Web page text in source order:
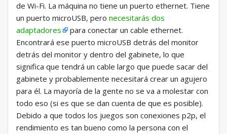
de Wi-Fi. La máquina no tiene un puerto ethernet. Tiene
un puerto microUSB, pero necesitarás dos
adaptadores
para conectar un cable ethernet.
Encontrará ese puerto microUSB detrás del monitor
detrás del monitor y dentro del gabinete, lo que
significa que tendrá un cable largo que puede sacar del
gabinete y probablemente necesitará crear un agujero
para él. La mayoría de la gente no se va a molestar con
todo eso (si es que se dan cuenta de que es posible).
Debido a que todos los juegos son conexiones p2p, el
rendimiento es tan bueno como la persona con el